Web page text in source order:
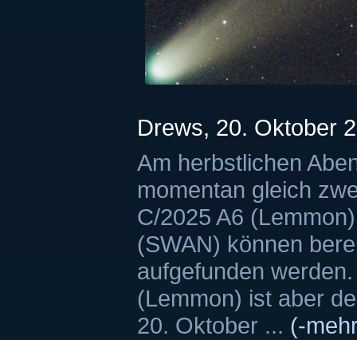
Drews, 20. Oktober
Am herbstlichen
momentan gleich
C/2025 A6
(SWAN) können
aufgefunden
(Lemmon) ist aber
20. Oktober ... (-